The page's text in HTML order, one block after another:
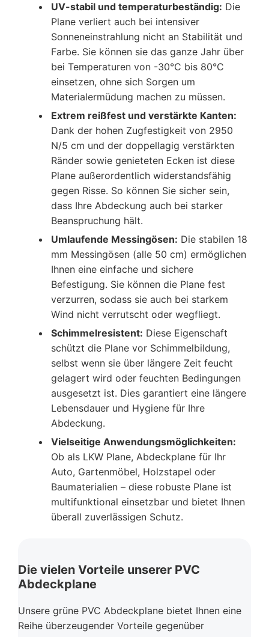
UV-stabil und temperaturbeständig: Die
Plane verliert auch bei intensiver
Sonneneinstrahlung nicht an Stabilität und
Farbe. Sie können sie das ganze Jahr über
bei Temperaturen von -30°C bis 80°C
einsetzen, ohne sich Sorgen um
Materialermüdung machen zu müssen.
Extrem reißfest und verstärkte Kanten:
Dank der hohen Zugfestigkeit von 2950
N/5 cm und der doppellagig verstärkten
Ränder sowie genieteten Ecken ist diese
Plane außerordentlich widerstandsfähig
gegen Risse. So können Sie sicher sein,
dass Ihre Abdeckung auch bei starker
Beanspruchung hält.
Umlaufende Messingösen: Die stabilen 18
mm Messingösen (alle 50 cm) ermöglichen
Ihnen eine einfache und sichere
Befestigung. Sie können die Plane fest
verzurren, sodass sie auch bei starkem
Wind nicht verrutscht oder wegfliegt.
Schimmelresistent: Diese Eigenschaft
schützt die Plane vor Schimmelbildung,
selbst wenn sie über längere Zeit feucht
gelagert wird oder feuchten Bedingungen
ausgesetzt ist. Dies garantiert eine längere
Lebensdauer und Hygiene für Ihre
Abdeckung.
Vielseitige Anwendungsmöglichkeiten:
Ob als LKW Plane, Abdeckplane für Ihr
Auto, Gartenmöbel, Holzstapel oder
Baumaterialien – diese robuste Plane ist
multifunktional einsetzbar und bietet Ihnen
überall zuverlässigen Schutz.
Die vielen Vorteile unserer PVC
Abdeckplane
Unsere grüne PVC Abdeckplane bietet Ihnen eine
Reihe überzeugender Vorteile gegenüber